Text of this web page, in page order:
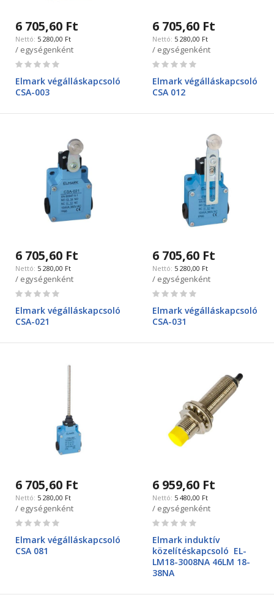
6 705,60 Ft
5 280,00 Ft
/ egységenként
Rating:
Elmark végálláskapcsoló
CSA-003
6 705,60 Ft
5 280,00 Ft
/ egységenként
Rating:
Elmark végálláskapcsoló
CSA 012
6 705,60 Ft
5 280,00 Ft
/ egységenként
Rating:
Elmark végálláskapcsoló
CSA-021
6 705,60 Ft
5 280,00 Ft
/ egységenként
Rating:
Elmark végálláskapcsoló
CSA-031
6 705,60 Ft
5 280,00 Ft
/ egységenként
Rating:
Elmark végálláskapcsoló
CSA 081
6 959,60 Ft
5 480,00 Ft
/ egységenként
Rating:
Elmark induktív
közelítéskapcsoló EL-
LM18-3008NA 46LM 18-
38NA